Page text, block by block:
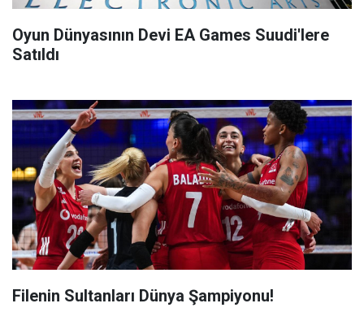
Oyun Dünyasının Devi EA Games Suudi'lere
Satıldı
Filenin Sultanları Dünya Şampiyonu!